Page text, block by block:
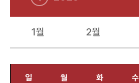
1월 2월
일 월 화 수